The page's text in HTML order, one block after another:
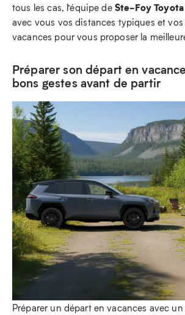
tous les cas, l’équipe de Ste‑Foy Toyota
avec vous vos distances typiques et
vacances pour vous proposer la
Préparer son départ en
bons gestes avant de partir
Préparer un départ en vacances avec